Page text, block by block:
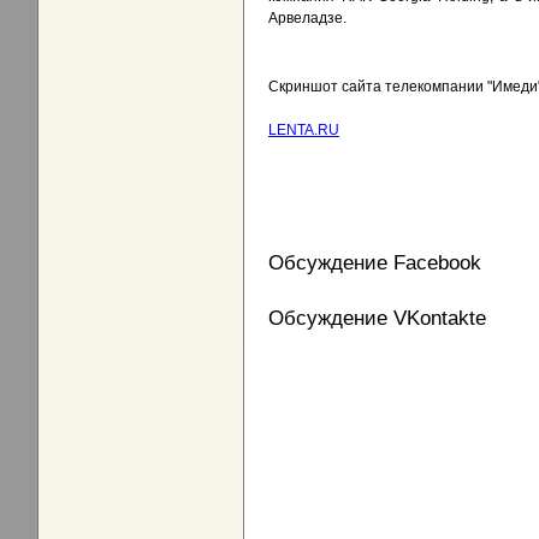
Арвеладзе.
Скриншот сайта телекомпании
LENTA.RU
Обсуждение Facebook
Обсуждение VKontakte